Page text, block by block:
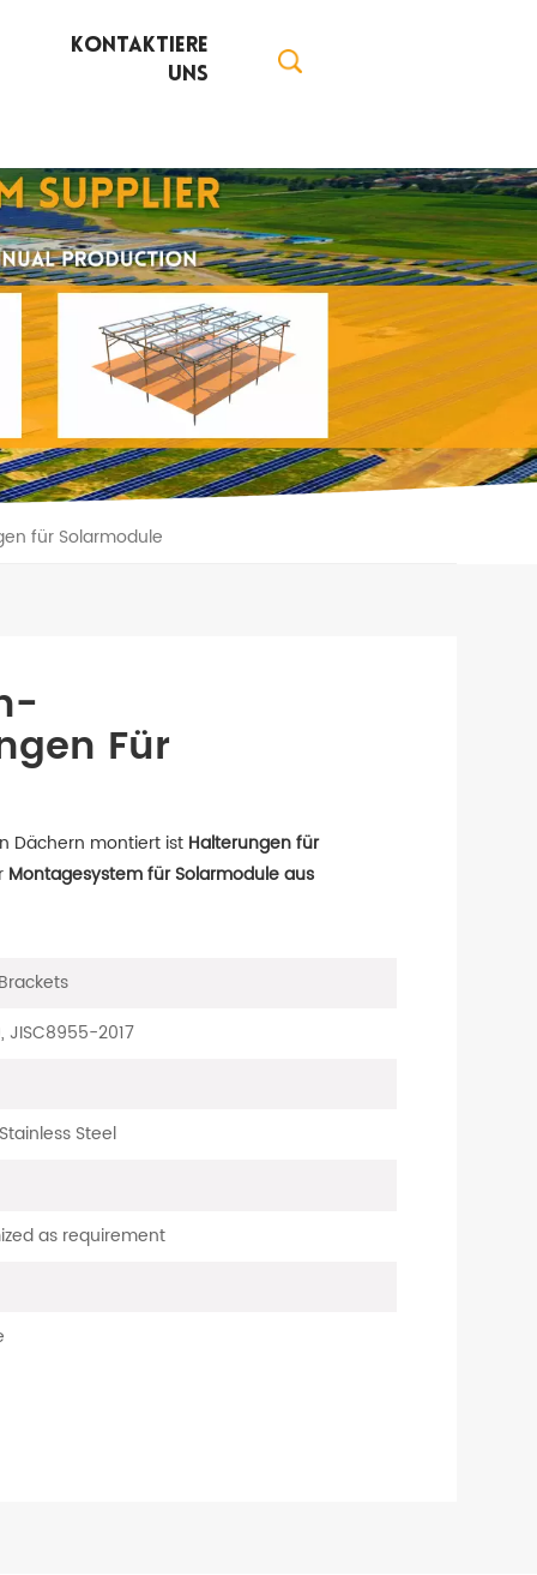
Kontaktiere
Uns
für Solarmodule
Für
Dächern montiert ist Halterungen für
Montagesystem für Solarmodule aus
JISC8955-2017
Steel
as requirement